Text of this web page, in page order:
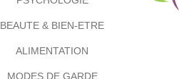
BEAUTE & BIEN-ETRE
ALIMENTATION
MODES DE GARDE